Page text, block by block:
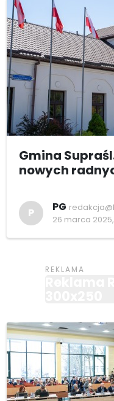
Gmina
nowych
P PG
26 marca 2025,